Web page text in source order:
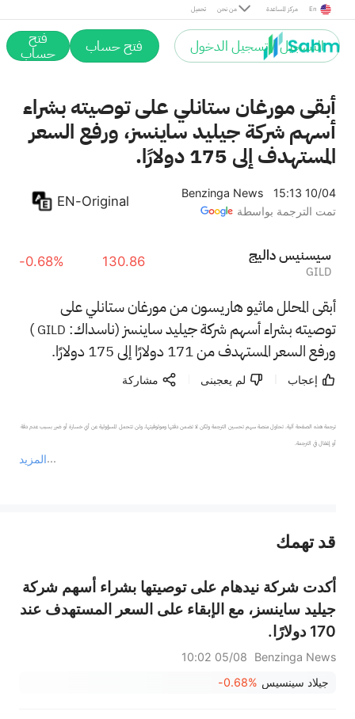
تحميل من نحن مركز المساعدة En
التسجيل / تسجيل الدخول فتح حساب فتح
حساب
أبقى مورغان ستانلي على توصيته بشراء
أسهم شركة جيليد ساينسز، ورفع السعر
المستهدف إلى 175 دولارًا.
Benzinga News
15:13 10/04
تمت الترجمة بواسطة
EN-Original
جيلاد سينسيس
GILD
130.86
-0.68%
أبقى المحلل ماثيو هاريسون من مورغان ستانلي على
توصيته بشراء أسهم شركة جيليد ساينسز (ناسداك: GILD
)
ورفع السعر المستهدف من 171 دولارًا إلى 175 دولارًا.
إعجاب لم يعجبنى مشاركة
المزيد
ترجمة هذه الصفحة آلية. تحاول منصة سهم تحسين الترجمة ولكن لا تضمن دقتها وموثوقيتها، ولن تتحمل المسؤولية عن أي خسارة أو ضرر بسبب عدم دقة
أو إغفال في الترجمة.
عند الضرورة، يرجى استشارة مستشار استثمار محترف. لا تقدم منصة سهم أي مشورة استثمارية، ولا تقدم أي التزامات أو ضمانات.
قد تهمك
أكدت شركة نيدهام على توصيتها بشراء أسهم شركة
جيليد ساينسز، مع الإبقاء على السعر المستهدف عند
170 دولارًا.
Benzinga News
05/08 10:02
جيلاد سينسيس -0.68%